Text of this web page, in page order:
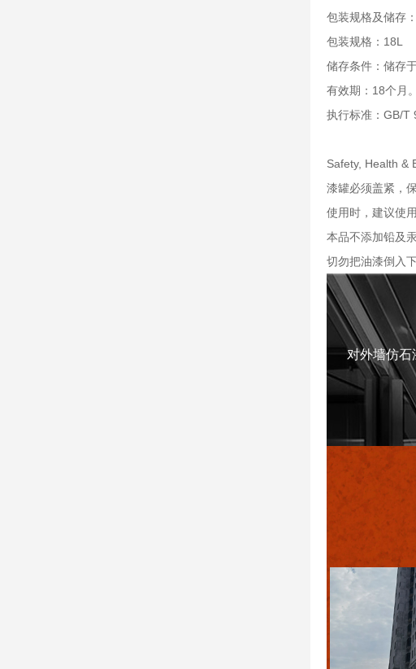
包装规格及储存：
包装规格：18L
储存条件：储存
有效期：18个月。
执行标准：GB/T
Safety, Health &
漆罐必须盖紧，
使用时，建议使
本品不添加铅及汞
切勿把油漆倒入
对外墙仿石